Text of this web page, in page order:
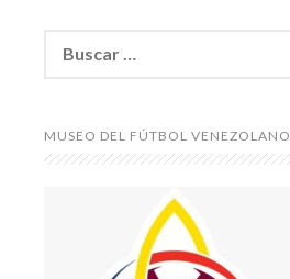
MUSEO DEL FÚTBOL VENEZOLANO